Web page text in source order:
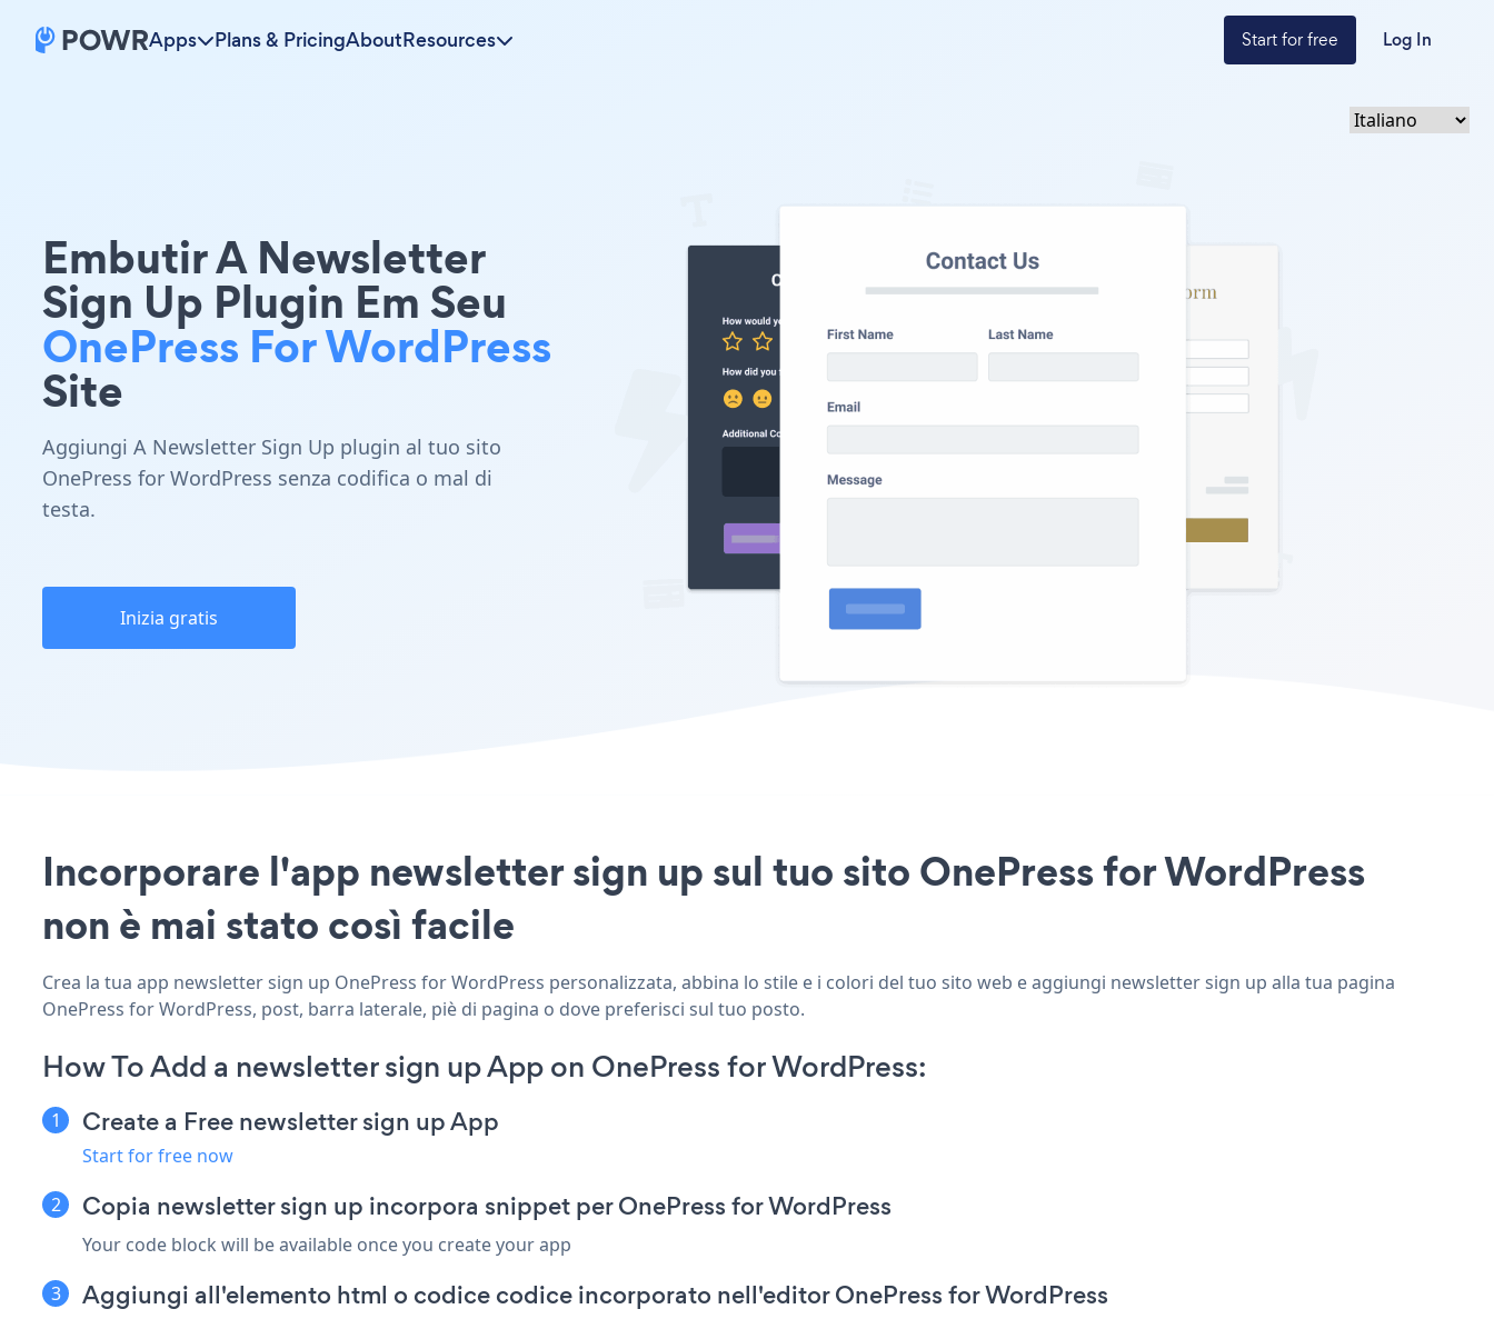
Apps Plans & PricingAboutResources Start for free Log In
Embutir A Newsletter
Sign Up Plugin Em Seu
OnePress For WordPress
Site
Aggiungi A Newsletter Sign Up plugin al tuo sito
OnePress for WordPress senza codifica o mal di
testa.
Inizia gratis
Incorporare l'app newsletter sign up sul tuo sito OnePress for WordPress
non è mai stato così facile
Crea la tua app newsletter sign up OnePress for WordPress personalizzata, abbina lo stile e i colori del tuo sito web e aggiungi newsletter sign up alla tua pagina
OnePress for WordPress, post, barra laterale, piè di pagina o dove preferisci sul tuo posto.
How To Add a newsletter sign up App on OnePress for WordPress:
Create a Free newsletter sign up App
Start for free now
Copia newsletter sign up incorpora snippet per OnePress for WordPress
Your code block will be available once you create your app
Aggiungi all'elemento html o codice codice incorporato nell'editor OnePress for WordPress